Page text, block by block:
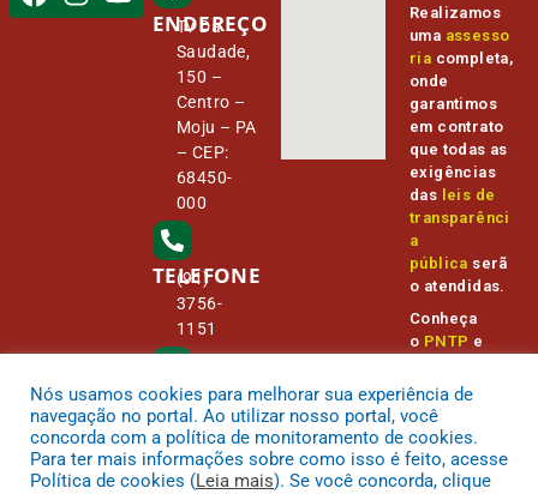
ENDEREÇO
Tv Da
Saudade,
150 –
Centro –
Moju – PA
– CEP:
68450-
000
TELEFONE
(91)
3756-
1151
E-MAIL
camara@
cmmoju.p
a.gov.br
Realizamos
uma assesso
ria completa,
onde
garantimos
em contrato
que todas as
exigências
das leis de
transparênci
a
pública serã
o atendidas.
Conheça
o PNTP e
Transparênc
ia Pública
Nós usamos cookies para melhorar sua experiência de
navegação no portal. Ao utilizar nosso portal, você
concorda com a política de monitoramento de cookies.
Para ter mais informações sobre como isso é feito, acesse
Política de cookies (Leia mais). Se você concorda, clique